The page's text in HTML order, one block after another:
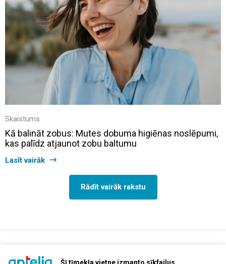
Skaistums
Kā balināt zobus: Mutes dobuma higiēnas noslēpumi,
kas palīdz atjaunot zobu baltumu
Lasīt vairāk
Rādīt vairāk rakstu